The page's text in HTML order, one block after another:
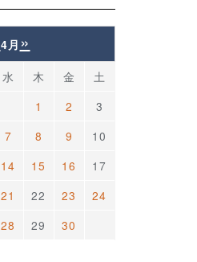
4月 »
水 木 金
土
1
2
3
7 8 9
10
14 15 16
17
21 22 23
24
28 29 30